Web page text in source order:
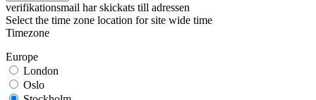
verifikationsmail har skickats till adressen
Select the time zone location for site wide time
Timezone
Europe
London
Oslo